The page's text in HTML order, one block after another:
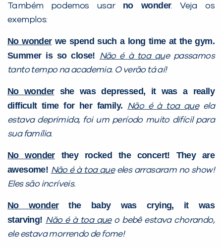
Também podemos usar no wonder. Veja os
exemplos:
No wonderwe spend such a long time at the gym.
Summer is so close!
Não é à toa que passamos
tanto tempo na academia. O verão tá aí!
No wondershe was depressed, it was a really
difficult time for her family.
Não é à toa queela
estava deprimida, foi um período muito difícil para
sua família.
No wonderthey rocked the concert! They are
awesome! Não é à toa queeles arrasaram no show!
Eles são incríveis.
No wonderthe baby was crying, it was
starving! Não é à toa queo bebê estava chorando,
ele estava morrendo de fome!